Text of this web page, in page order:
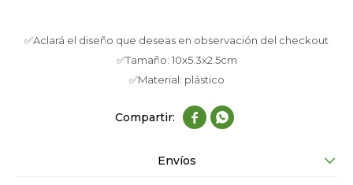
✅Aclará el diseño que deseas en observación del checkout
✅Tamaño: 10x5.3x2.5cm
✅Material: plástico
 
Envíos